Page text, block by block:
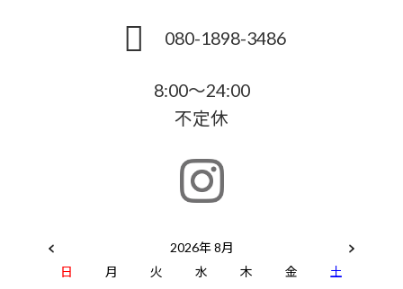
080-1898-3486
8:00～24:00
不定休
2026年 8月
日
月 火 水 木 金
土